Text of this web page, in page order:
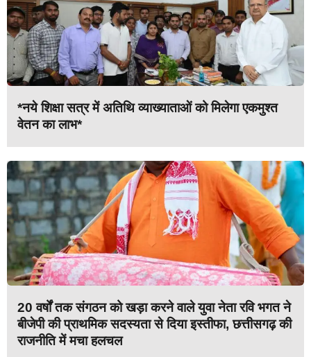
*नये शिक्षा सत्र में अतिथि व्याख्याताओं को मिलेगा एकमुश्त
वेतन का लाभ*
20 वर्षों तक संगठन को खड़ा करने वाले युवा नेता रवि भगत ने
बीजेपी की प्राथमिक सदस्यता से दिया इस्तीफा, छत्तीसगढ़ की
राजनीति में मचा हलचल